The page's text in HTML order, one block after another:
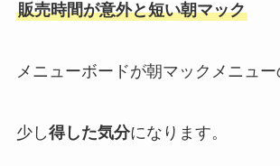
販売時間が意外と短い朝マック
メニューボードが朝マックメニュ
少し得した気分になります。